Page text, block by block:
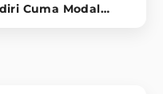
Cuma Modal